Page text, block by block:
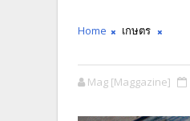
Home เกษตร
Mag [Maggazine]